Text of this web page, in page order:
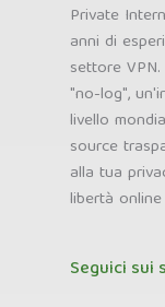
Private
anni di
settore
"no-log",
livello
source
alla tua
libertà
Seguici sui